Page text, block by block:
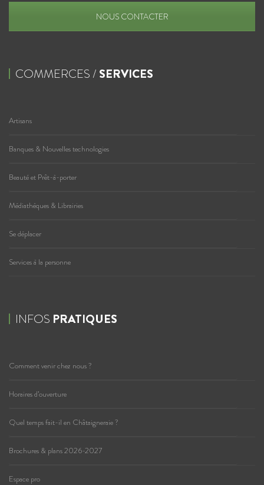
NOUS CONTACTER
COMMERCES / SERVICES
Artisans
Banques & Nouvelles technologies
Beauté et Prêt-à-porter
Médiathèques & Librairies
Se déplacer
Services à la personne
INFOS PRATIQUES
Comment venir chez nous ?
Horaires d’ouverture
Quel temps fait-il en Châtaigneraie ?
Brochures & plans 2026-2027
Espace pro